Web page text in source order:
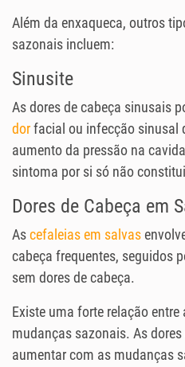
Além da enxaqueca, outros
sazonais incluem:
Sinusite
As dores de cabeça sinusais
dorfacial ou infecção sinusal
aumento da pressão na
sintoma por si só não
Dores de Cabeça em
Ascefaleias em salvas
cabeça frequentes, seguidos
sem dores de cabeça.
Existe uma forte relação
mudanças sazonais. As
aumentar com as mudanças